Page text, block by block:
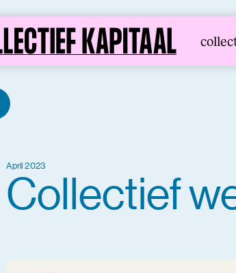
April 2023
Collectief